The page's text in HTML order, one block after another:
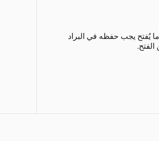
يُفتح يجب حفظه في البراد